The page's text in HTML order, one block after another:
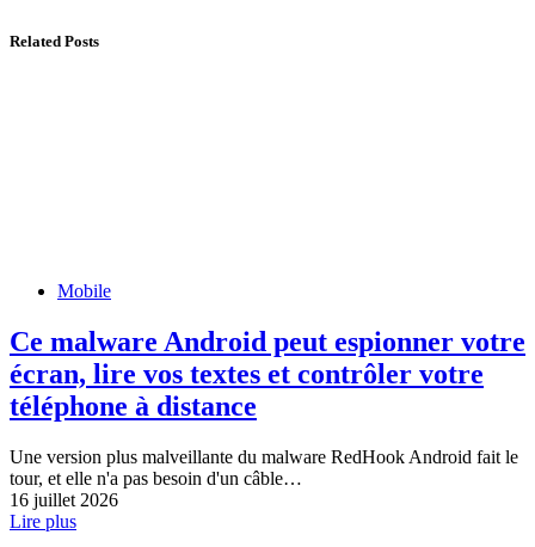
Related Posts
Mobile
Ce malware Android peut espionner votre
écran, lire vos textes et contrôler votre
téléphone à distance
Une version plus malveillante du malware RedHook Android fait le
tour, et elle n'a pas besoin d'un câble…
16 juillet 2026
Lire plus